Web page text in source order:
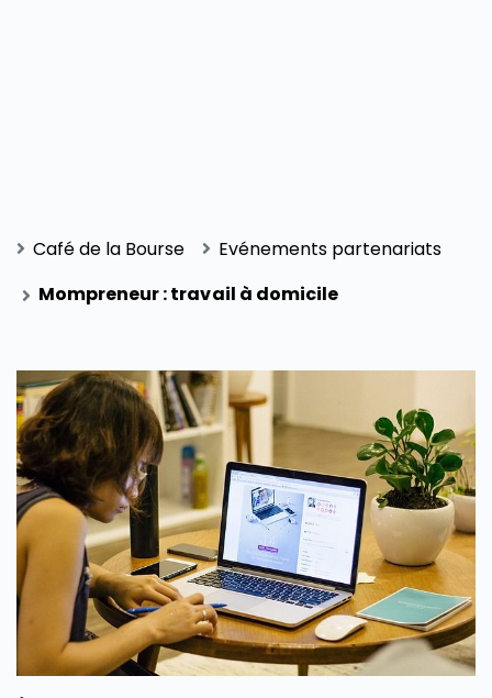
Café de la Bourse
Evénements partenariats
Mompreneur : travail à domicile